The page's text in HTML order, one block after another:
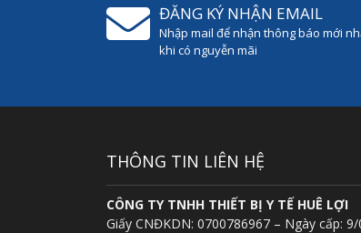
ĐĂNG KÝ NHẬN EMAIL
Nhập mail để nhận thông báo mới
khi có nguyễn mãi
THÔNG TIN LIÊN HỆ
CÔNG TY TNHH THIẾT BỊ Y TẾ HUÊ LỢI
Giấy CNĐKDN: 0700786967 – Ngày cấp: